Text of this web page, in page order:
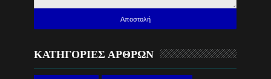
ΚΑΤΗΓΟΡΙΕΣ ΑΡΘΡΩΝ